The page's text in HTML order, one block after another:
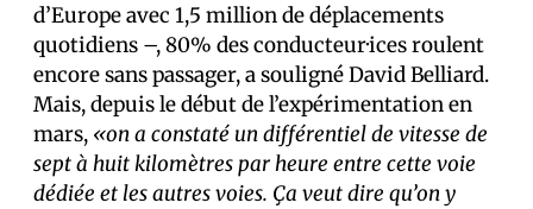
d’Europe avec 1,5 million de déplacements
quotidiens –, 80% des conducteur·ices roulent
encore sans passager, a souligné David Belliard.
Mais, depuis le début de l’expérimentation en
mars, «on a constaté un différentiel de vitesse de
sept à huit kilomètres par heure entre cette voie
dédiée et les autres voies. Ça veut dire qu’on y